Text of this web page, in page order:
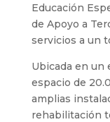
Educación
de Apoyo a
servicios a un
Ubicada en un
espacio de
amplias
rehabilitación